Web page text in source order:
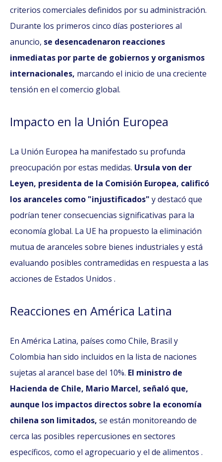
criterios comerciales definidos por su administración.
Durante los primeros cinco días posteriores al
anuncio, se desencadenaron reacciones
inmediatas por parte de gobiernos y organismos
internacionales, marcando el inicio de una creciente
tensión en el comercio global.
Impacto en la Unión Europea
La Unión Europea ha manifestado su profunda
preocupación por estas medidas. Ursula von der
Leyen, presidenta de la Comisión Europea, calificó
los aranceles como "injustificados" y destacó que
podrían tener consecuencias significativas para la
economía global. La UE ha propuesto la eliminación
mutua de aranceles sobre bienes industriales y está
evaluando posibles contramedidas en respuesta a las
acciones de Estados Unidos .
Reacciones en América Latina
En América Latina, países como Chile, Brasil y
Colombia han sido incluidos en la lista de naciones
sujetas al arancel base del 10%. El ministro de
Hacienda de Chile, Mario Marcel, señaló que,
aunque los impactos directos sobre la economía
chilena son limitados, se están monitoreando de
cerca las posibles repercusiones en sectores
específicos, como el agropecuario y el de alimentos .